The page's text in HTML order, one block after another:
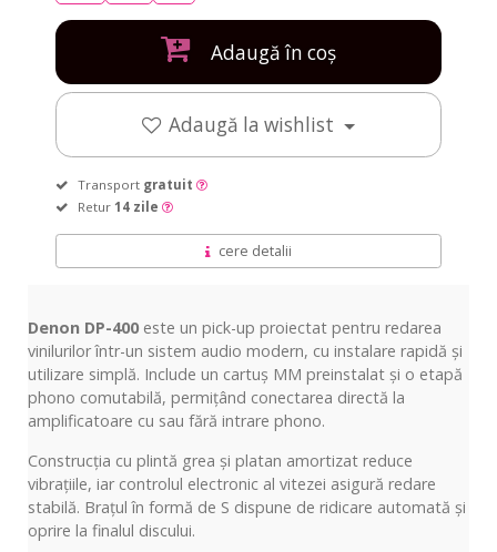
Adaugă în coș
Adaugă la wishlist
Transport gratuit
Retur 14 zile
cere detalii
Denon DP-400 este un pick-up proiectat pentru redarea
vinilurilor într-un sistem audio modern, cu instalare rapidă și
utilizare simplă. Include un cartuș MM preinstalat și o etapă
phono comutabilă, permițând conectarea directă la
amplificatoare cu sau fără intrare phono.
Construcția cu plintă grea și platan amortizat reduce
vibrațiile, iar controlul electronic al vitezei asigură redare
stabilă. Brațul în formă de S dispune de ridicare automată și
oprire la finalul discului.